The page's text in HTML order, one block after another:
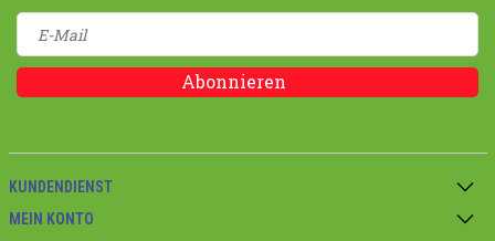
Abonnieren
KUNDENDIENST
MEIN KONTO